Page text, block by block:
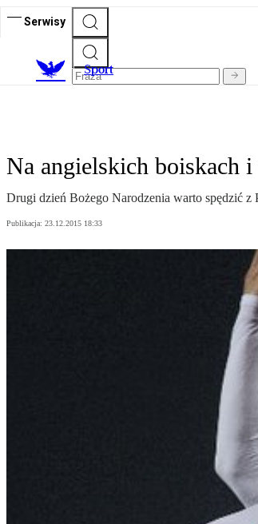
Serwisy
Sport
Na angielskich boiskach
Drugi dzień Bożego Narodzenia warto spędzić
Publikacja: 23.12.2015 18:33